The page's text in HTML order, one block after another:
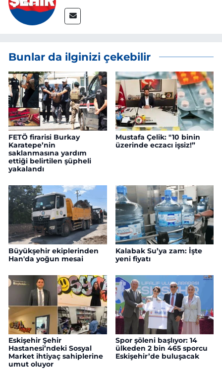
Bunlar da ilginizi çekebilir
FETÖ firarisi Burkay
Karatepe’nin
saklanmasına yardım
ettiği belirtilen şüpheli
yakalandı
Mustafa Çelik: "10 binin
üzerinde eczacı işsiz!”
Büyükşehir ekiplerinden
Han'da yoğun mesai
Kalabak Su’ya zam: İşte
yeni fiyatı
Eskişehir Şehir
Hastanesi’ndeki Sosyal
Market ihtiyaç sahiplerine
umut oluyor
Spor şöleni başlıyor: 14
ülkeden 2 bin 465 sporcu
Eskişehir’de buluşacak